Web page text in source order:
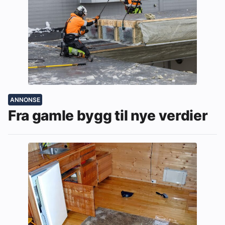
ANNONSE
Fra gamle bygg til nye verdier